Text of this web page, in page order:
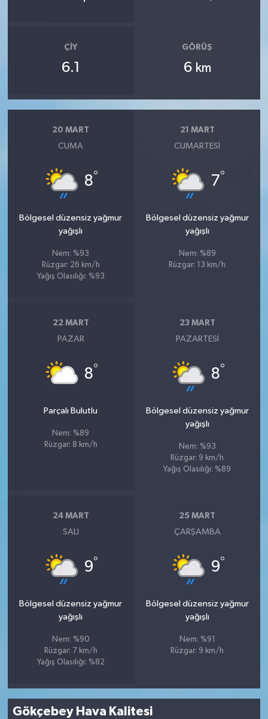
ÇIY
6.1
GÖRÜŞ
6 km
20 MART
CUMA
8°
Bölgesel düzensiz yağmur
yağışlı
Nem: %93
Rüzgar: 26 km/h
Yağış Olasılığı: %93
21 MART
CUMARTESI
7°
Bölgesel düzensiz yağmur
yağışlı
Nem: %89
Rüzgar: 13 km/h
22 MART
PAZAR
8°
Parçalı Bulutlu
Nem: %89
Rüzgar: 8 km/h
23 MART
PAZARTESI
8°
Bölgesel düzensiz yağmur
yağışlı
Nem: %93
Rüzgar: 9 km/h
Yağış Olasılığı: %89
24 MART
SALI
9°
Bölgesel düzensiz yağmur
yağışlı
Nem: %90
Rüzgar: 7 km/h
Yağış Olasılığı: %82
25 MART
ÇARŞAMBA
9°
Bölgesel düzensiz yağmur
yağışlı
Nem: %91
Rüzgar: 9 km/h
Gökçebey Hava Kalitesi